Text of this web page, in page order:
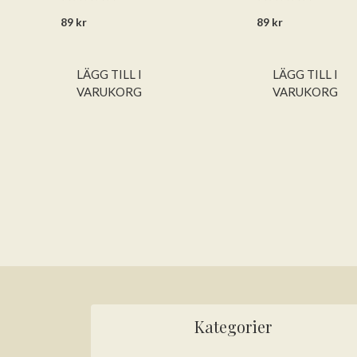
a
89 kr
LÄGG TILL I
VARUKORG
a
89 kr
LÄGG TILL I
VARUKORG
Kategorier